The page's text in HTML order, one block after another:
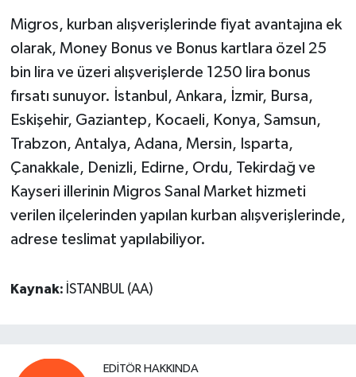
Migros, kurban alışverişlerinde fiyat avantajına ek
olarak, Money Bonus ve Bonus kartlara özel 25
bin lira ve üzeri alışverişlerde 1250 lira bonus
fırsatı sunuyor. İstanbul, Ankara, İzmir, Bursa,
Eskişehir, Gaziantep, Kocaeli, Konya, Samsun,
Trabzon, Antalya, Adana, Mersin, Isparta,
Çanakkale, Denizli, Edirne, Ordu, Tekirdağ ve
Kayseri illerinin Migros Sanal Market hizmeti
verilen ilçelerinden yapılan kurban alışverişlerinde,
adrese teslimat yapılabiliyor.
Kaynak: İSTANBUL (AA)
EDITÖR HAKKINDA